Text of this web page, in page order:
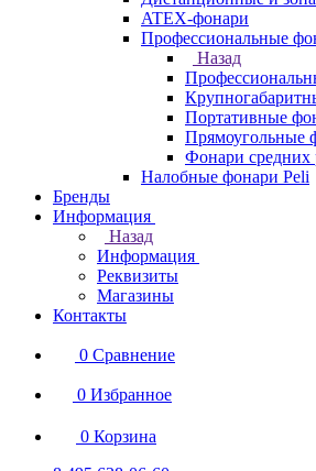
ATEX-фонари
Профессиональные
Назад
Портативные
Прямоугольные
Фонари средних
Налобные фонари Peli
Бренды
Информация
Назад
Информация
Реквизиты
Магазины
Контакты
0 Сравнение
0 Избранное
0 Корзина